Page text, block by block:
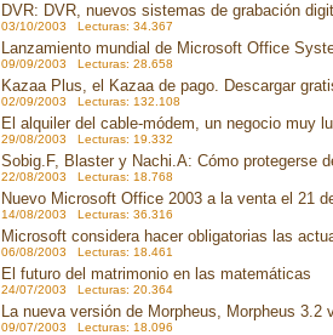
DVR: DVR, nuevos sistemas de grabación
03/10/2003 Lecturas: 34.367
Lanzamiento mundial de Microsoft Office
09/09/2003 Lecturas: 28.658
Kazaa Plus, el Kazaa de pago. Descargar
02/09/2003 Lecturas: 132.108
El alquiler del cable-módem, un negocio muy
29/08/2003 Lecturas: 19.332
Sobig.F, Blaster y Nachi.A: Cómo protegerse
22/08/2003 Lecturas: 18.768
Nuevo Microsoft Office 2003 a la venta el 21
14/08/2003 Lecturas: 36.316
Microsoft considera hacer obligatorias las
06/08/2003 Lecturas: 18.461
El futuro del matrimonio en las matemáticas
24/07/2003 Lecturas: 20.364
La nueva versión de Morpheus, Morpheus 3.2
09/07/2003 Lecturas: 18.096